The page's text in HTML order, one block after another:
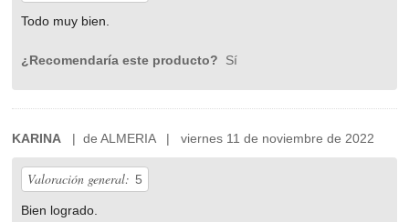
Todo muy bien.
¿Recomendaría este producto? Sí
KARINA | de ALMERIA | viernes 11 de noviembre de 2022
Valoración general: 5
Bien logrado.